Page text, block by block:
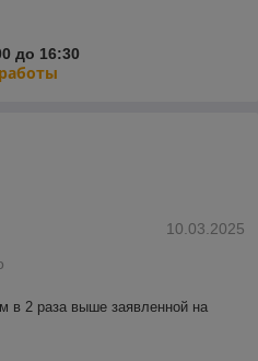
до 16:30
10.03.2025
в 2 раза выше заявленной на